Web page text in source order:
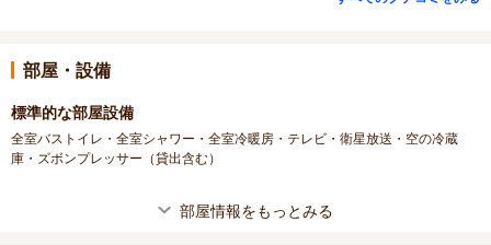
部屋・設備
標準的な部屋設備
全室バストイレ・全室シャワー・全室冷暖房・テレビ・衛星放送・空の冷蔵
庫・ズボンプレッサー（貸出含む）
部屋情報をもっとみる